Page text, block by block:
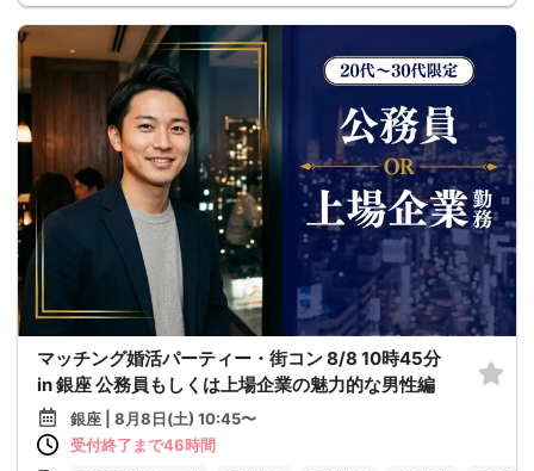
マッチング婚活パーティー・街コン 8/8 10時45分
in 銀座 公務員もしくは上場企業の魅力的な男性編
銀座 | 8月8日(土) 10:45〜
受付終了まで46時間